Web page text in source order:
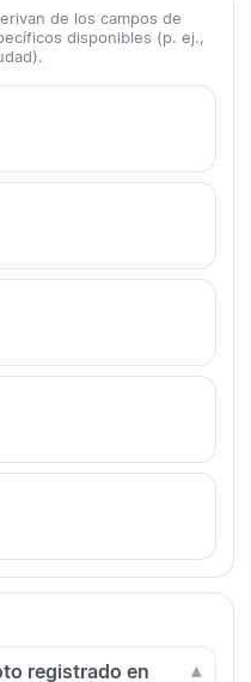
de los campos de
disponibles (p. ej.,
registrado en